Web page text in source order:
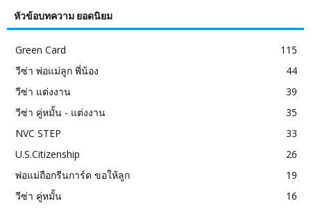
หัวข้อบทความ ยอดนิยม
Green Card
115
วีซ่า พ่อแม่ลูก พี่น้อง
44
วีซ่า แต่งงาน
39
วีซ่า คู่หมั้น - แต่งงาน
35
NVC STEP
33
U.S.Citizenship
26
พ่อแม่ถือกรีนการ์ด ขอให้ลูก
19
วีซ่า คู่หมั้น
16